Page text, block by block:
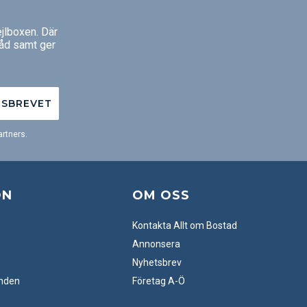
Där
samt ger
OM OSS
Kontakta Allt om Bostad
Annonsera
Nyhetsbrev
Företag A-Ö